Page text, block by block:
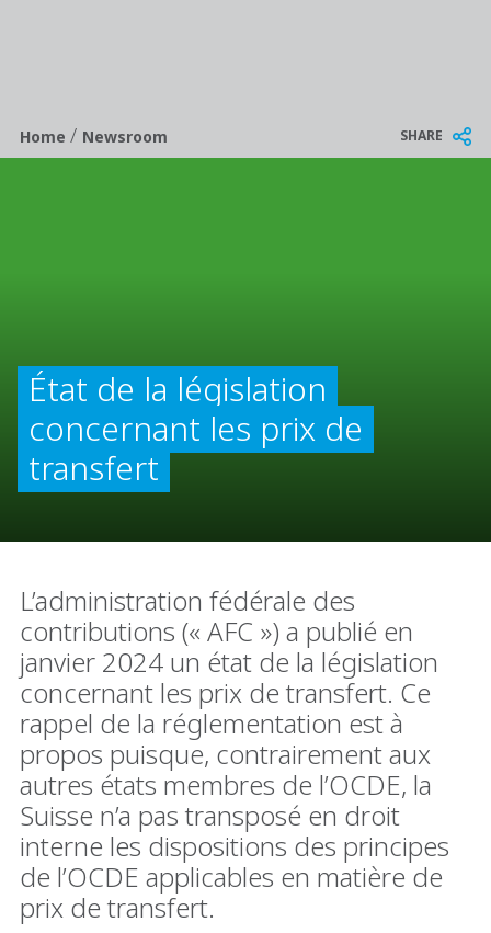
Breadcrumb
Home/ Newsroom SHARE
État de la législation
concernant les prix de
transfert
L’administration fédérale des
contributions (« AFC ») a publié en
janvier 2024 un état de la législation
concernant les prix de transfert. Ce
rappel de la réglementation est à
propos puisque, contrairement aux
autres états membres de l’OCDE, la
Suisse n’a pas transposé en droit
interne les dispositions des principes
de l’OCDE applicables en matière de
prix de transfert.